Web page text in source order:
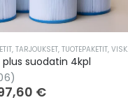
PAKETIT,TARJOUKSET,TUOTEPAKETIT
suodatin 4kpl
200 4 kpl
€